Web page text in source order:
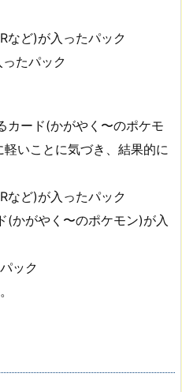
など)が入ったパック
ったパック
カード(かがやく〜のポケモ
いことに気づき、結果的に
など)が入ったパック
(かがやく〜のポケモン)が入
ック